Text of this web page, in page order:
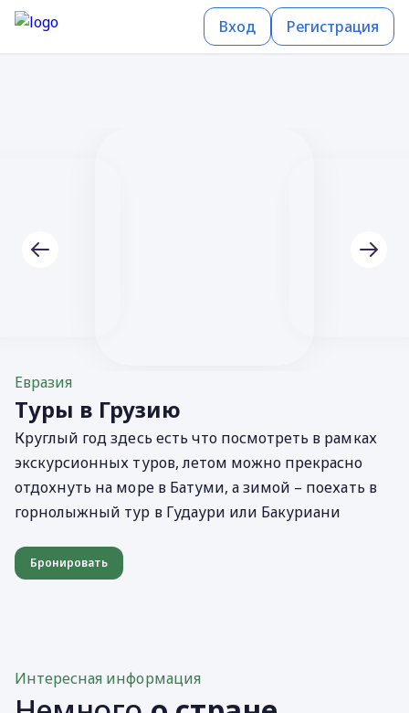
Вход Регистрация
Евразия
Туры в Грузию
Круглый год здесь есть что посмотреть в рамках
экскурсионных туров, летом можно прекрасно
отдохнуть на море в Батуми, а зимой – поехать в
горнолыжный тур в Гудаури или Бакуриани
Бронировать
Интересная информация